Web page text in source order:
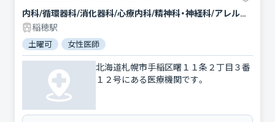
内科/循環器科/消化器科/心療内科/精神科・神経科/アレルギー科/リハビリテーション/放射線科
稲穂駅
土曜可 女性医師
北海道札幌市手稲区曙１１条２丁目３番
１２号にある医療機関です。